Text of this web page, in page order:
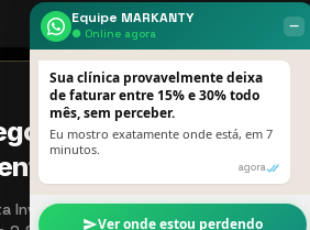
perdem 18%
sem perceber
Invisível em 15 min. Quem aplicou
Equipe MARKANTY
● Online agora ‒
Sua clínica provavelmente deixa
de faturar entre 15% e 30% todo
mês, sem perceber.
Eu mostro exatamente onde está, em 7
minutos.
agora
Ver onde estou perdendo